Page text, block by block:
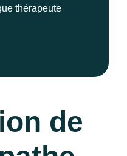
thérapeute
de